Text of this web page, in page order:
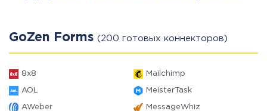
GoZen Forms (200 готовых коннекторов)
8x8 Mailchimp
AOL MeisterTask
AWeber MessageWhiz